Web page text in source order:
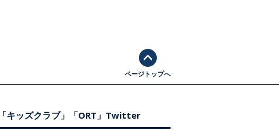
ページトップへ
「キッズクラブ」「ORT」Twitter